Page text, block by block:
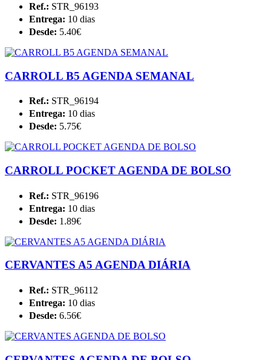
Ref.: STR_96193
Entrega: 10 dias
Desde: 5.40€
CARROLL B5 AGENDA SEMANAL
Ref.: STR_96194
Entrega: 10 dias
Desde: 5.75€
CARROLL POCKET AGENDA DE BOLSO
Ref.: STR_96196
Entrega: 10 dias
Desde: 1.89€
CERVANTES A5 AGENDA DIÁRIA
Ref.: STR_96112
Entrega: 10 dias
Desde: 6.56€